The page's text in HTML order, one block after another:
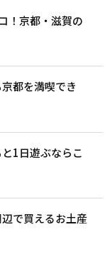
！京都・滋賀の
都を満喫でき
1日遊ぶならこ
辺で買えるお土産